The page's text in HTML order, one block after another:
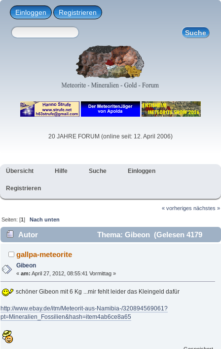
Einloggen Registrieren
20 JAHRE FORUM (online seit: 12. April 2006)
Übersicht Hilfe Suche Einloggen
Registrieren
« vorheriges nächstes »
Seiten: [1]Nach unten
Autor
Thema: Gibeon (Gelesen 4179
mal)
gallpa-meteorite
Gibeon
«am: April 27, 2012, 08:55:41 Vormittag »
schöner Gibeon mit 6 Kg ...mir fehlt leider das Kleingeld dafür
http://www.ebay.de/itm/Meteorit-aus-Namibia-/320894569061?
pt=Mineralien_Fossilien&hash=item4ab6ce8a65